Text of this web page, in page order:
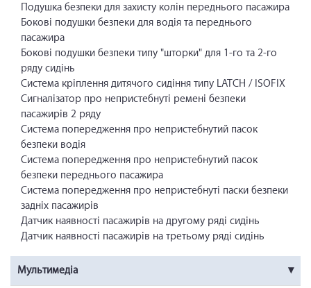
Подушка безпеки для захисту колін переднього пасажира
Бокові подушки безпеки для водія та переднього
пасажира
Бокові подушки безпеки типу "шторки" для 1-го та 2-го
ряду сидінь
Система кріплення дитячого сидіння типу LATCH / ISOFIX
Сигналізатор про непристебнуті ремені безпеки
пасажирів 2 ряду
Система попередження про непристебнутий пасок
безпеки водія
Система попередження про непристебнутий пасок
безпеки переднього пасажира
Система попередження про непристебнуті паски безпеки
задніх пасажирів
Датчик наявності пасажирів на другому ряді сидінь
Датчик наявності пасажирів на третьому ряді сидінь
Мультимедіа